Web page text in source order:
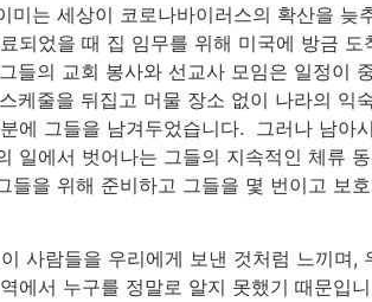
미는 세상이 코로나바이러스의 확산을 늦
되었을 때 집 임무를 위해 미국에 방금 도
그들의 교회 봉사와 선교사 모임은 일정이
케줄을 뒤집고 머물 장소 없이 나라의 익
에 그들을 남겨두었습니다. 그러나 남아
일에서 벗어나는 그들의 지속적인 체류
들을 위해 준비하고 그들을 몇 번이고 보
사람들을 우리에게 보낸 것처럼 느끼며,
에서 누구를 정말로 알지 못했기 때문입니